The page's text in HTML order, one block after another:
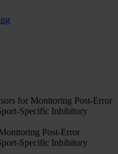
for Monitoring Post-Error
Specific Inhibitory
Post-Error
Specific Inhibitory